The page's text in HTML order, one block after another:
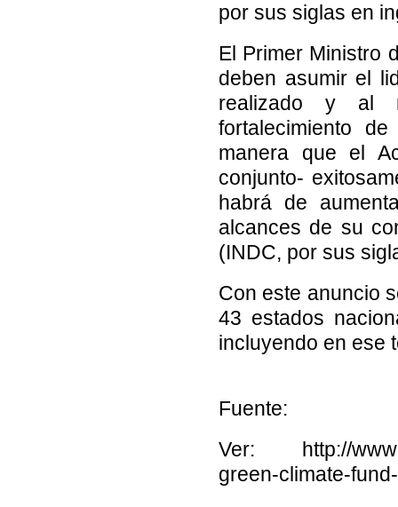
por sus siglas en
El Primer Ministro
deben asumir el
realizado y al
fortalecimiento
manera que el
conjunto-
habrá de
alcances de su
(INDC, por sus
Con este anuncio
43 estados
incluyendo en ese
Fuente:
Ver: http://
green-climate-